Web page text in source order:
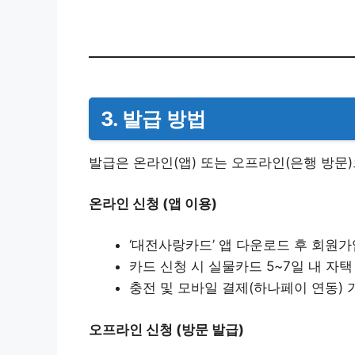
3. 발급 방법
발급은 온라인(앱) 또는 오프라인(은행 방문
온라인 신청 (앱 이용)
‘대전사랑카드’ 앱 다운로드 후 회원
카드 신청 시 실물카드 5~7일 내 자
충전 및 모바일 결제(하나페이 연동)
오프라인 신청 (방문 발급)